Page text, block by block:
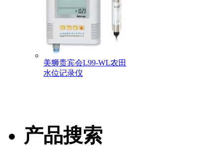
美狮贵宾会L99-WL农田
水位记录仪
产品搜索